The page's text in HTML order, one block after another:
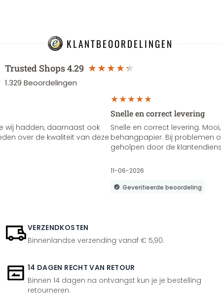
KLANTBEOORDELINGEN
Trusted Shops4.29
1.329 Beoordelingen
wij hadden, daarnaast ook
over de kwaliteit van deze
Snelle en correct levering
Snelle en correct levering.
behangpapier. Bij problemen
geholpen door de
11-06-2026
Geverifieerde beoordeling
VERZENDKOSTEN
Binnenlandse verzending vanaf € 5,90.
14 DAGEN RECHT VAN RETOUR
Binnen 14 dagen na ontvangst kun je je bestelling
retourneren.